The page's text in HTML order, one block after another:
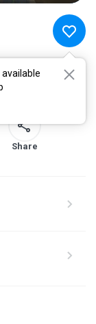
available
Share